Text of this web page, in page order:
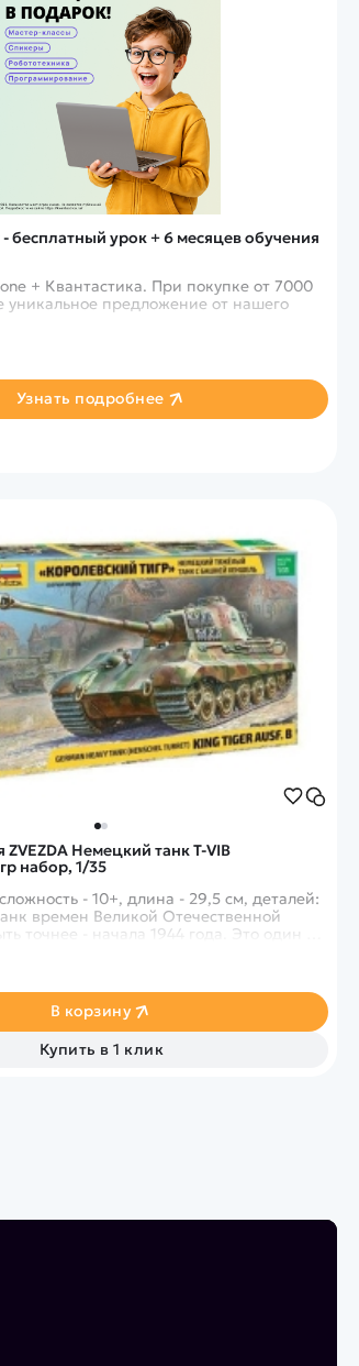
бесплатный урок + 6 месяцев обучения
+ Квантастика. При покупке от 7000
уникальное предложение от нашего
Узнать подробнее
Немецкий танк T-VIB
набор, 1/35
- 10+, длина - 29,5 см, деталей:
времен Великой Отечественной
точнее - начала 1944 года. Это один из
В корзину
Купить в 1 клик